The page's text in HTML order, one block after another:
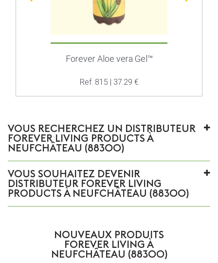
Forever Aloe vera Gel™
Ref. 815 | 37.29 €
VOUS RECHERCHEZ UN DISTRIBUTEUR
FOREVER LIVING PRODUCTS À
NEUFCHÂTEAU (88300)
VOUS SOUHAITEZ DEVENIR
DISTRIBUTEUR FOREVER LIVING
PRODUCTS À NEUFCHÂTEAU (88300)
NOUVEAUX PRODUITS
FOREVER LIVING À
NEUFCHÂTEAU (88300)